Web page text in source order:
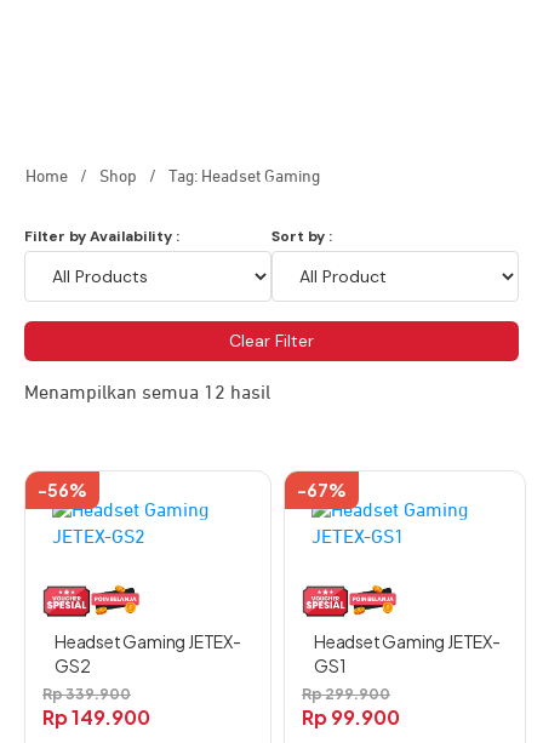
Home / Shop / Tag: Headset Gaming
Filter by Availability : Sort by :
Clear Filter
Menampilkan semua 12 hasil
-56%
Headset Gaming JETEX-
GS2
Rp339.900
Rp149.900
-67%
Headset Gaming JETEX-
GS1
Rp299.900
Rp99.900